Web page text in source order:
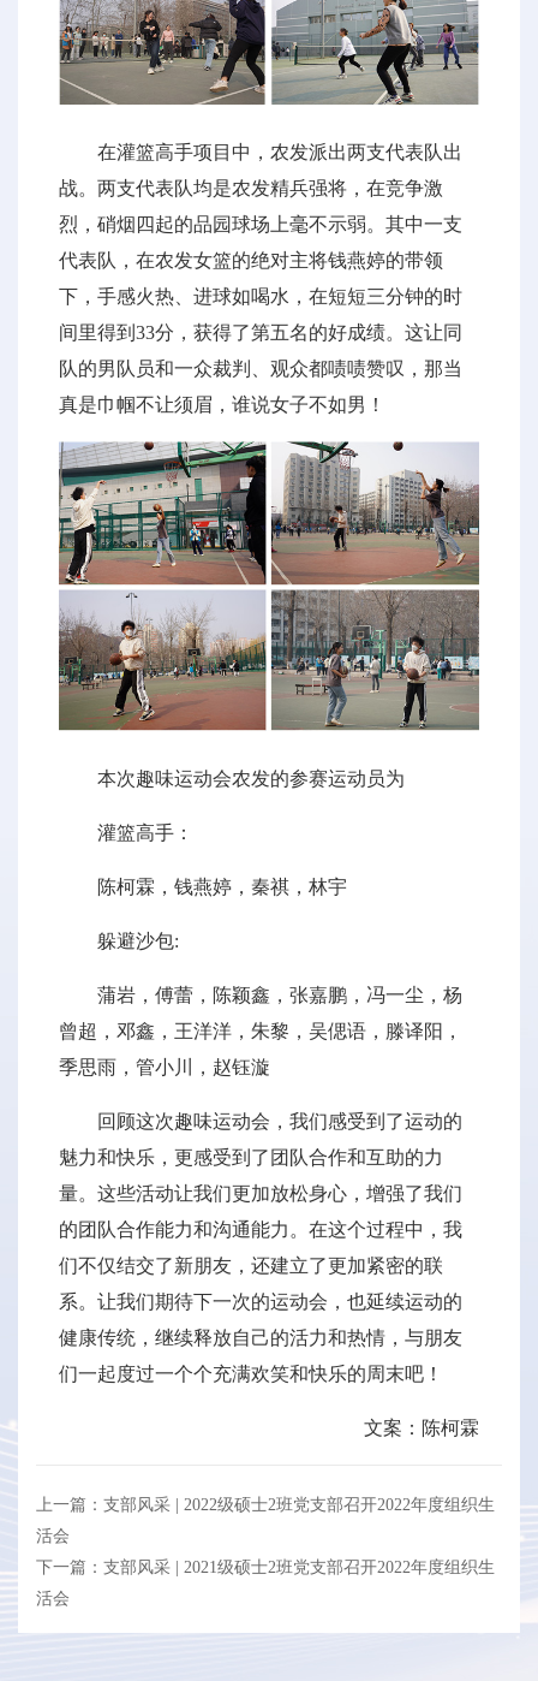
在灌篮高手项目中，农发派出两支代表队出
战。两支代表队均是农发精兵强将，在竞争激
烈，硝烟四起的品园球场上毫不示弱。其中一支
代表队，在农发女篮的绝对主将钱燕婷的带领
下，手感火热、进球如喝水，在短短三分钟的时
间里得到33分，获得了第五名的好成绩。这让同
队的男队员和一众裁判、观众都啧啧赞叹，那当
真是巾帼不让须眉，谁说女子不如男！
本次趣味运动会农发的参赛运动员为
灌篮高手：
陈柯霖，钱燕婷，秦祺，林宇
躲避沙包:
蒲岩，傅蕾，陈颖鑫，张嘉鹏，冯一尘，杨
曾超，邓鑫，王洋洋，朱黎，吴偲语，滕译阳，
季思雨，管小川，赵钰漩
回顾这次趣味运动会，我们感受到了运动的
魅力和快乐，更感受到了团队合作和互助的力
量。这些活动让我们更加放松身心，增强了我们
的团队合作能力和沟通能力。在这个过程中，我
们不仅结交了新朋友，还建立了更加紧密的联
系。让我们期待下一次的运动会，也延续运动的
健康传统，继续释放自己的活力和热情，与朋友
们一起度过一个个充满欢笑和快乐的周末吧！
文案：陈柯霖
上一篇：支部风采 | 2022级硕士2班党支部召开2022年度组织生
活会
下一篇：支部风采 | 2021级硕士2班党支部召开2022年度组织生
活会